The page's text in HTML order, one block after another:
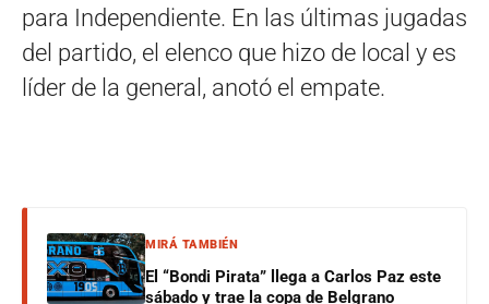
para Independiente. En las últimas jugadas
del partido, el elenco que hizo de local y es
líder de la general, anotó el empate.
MIRÁ TAMBIÉN
El “Bondi Pirata” llega a Carlos Paz este
sábado y trae la copa de Belgrano